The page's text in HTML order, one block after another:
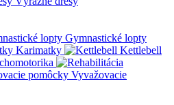
Gymnastické lopty
Karimatky
Kettlebell
Vyvažovacie